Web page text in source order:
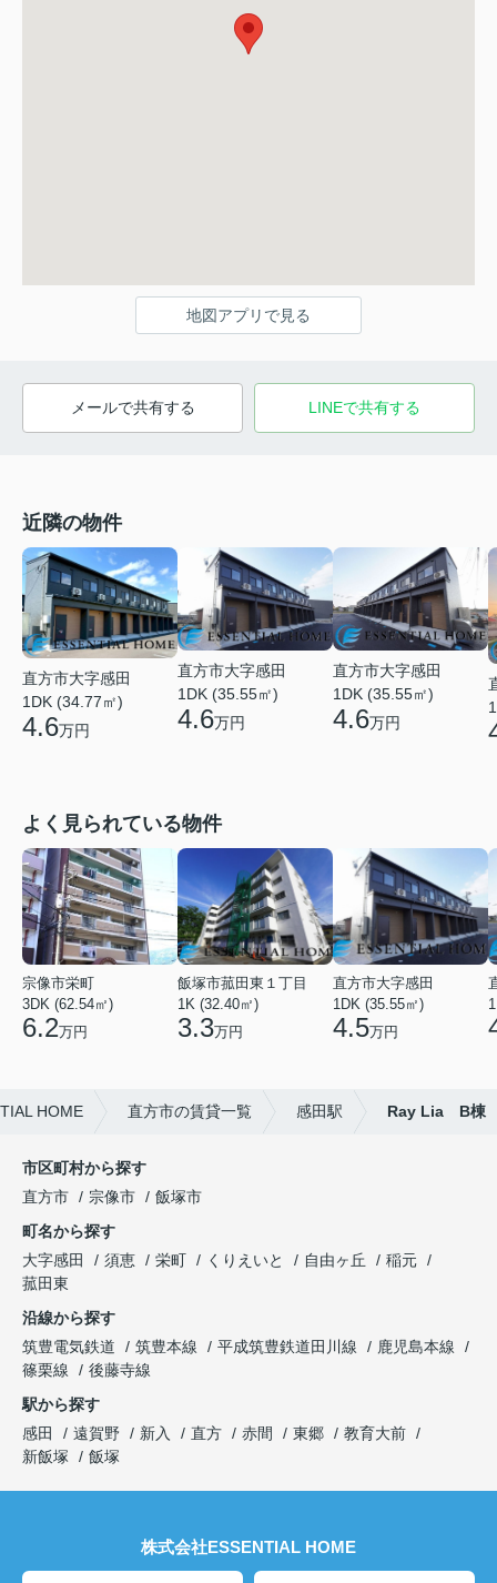
地図アプリで見る
メールで共有する LINEで共有する
近隣の物件
直方市大字感田
1DK (34.77㎡)
4.6万円
直方市大字感田
1DK (35.55㎡)
4.6万円
直方市大字感田
1DK (35.55㎡)
4.6万円
よく見られている物件
宗像市栄町
3DK (62.54㎡)
6.2万円
飯塚市菰田東１丁目
1K (32.40㎡)
3.3万円
直方市大字感田
1DK (35.55㎡)
4.5万円
HOME 直方市の賃貸一覧 感田駅 Ray Lia B棟
市区町村から探す
直方市
宗像市
飯塚市
町名から探す
大字感田
須恵 栄町 くりえいと 自由ヶ丘
稲元
菰田東
沿線から探す
筑豊電気鉄道
筑豊本線 平成筑豊鉄道田川線
鹿児島本線
篠栗線
後藤寺線
駅から探す
感田
遠賀野 新入 直方 赤間 東郷
教育大前
新飯塚
飯塚
株式会社ESSENTIAL HOME